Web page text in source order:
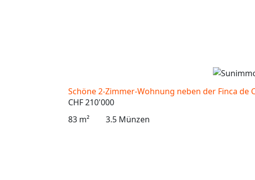
Schöne 2-Zimmer-Wohnung neben der Finca de
CHF 210'000
83 m²
3.5 Münzen